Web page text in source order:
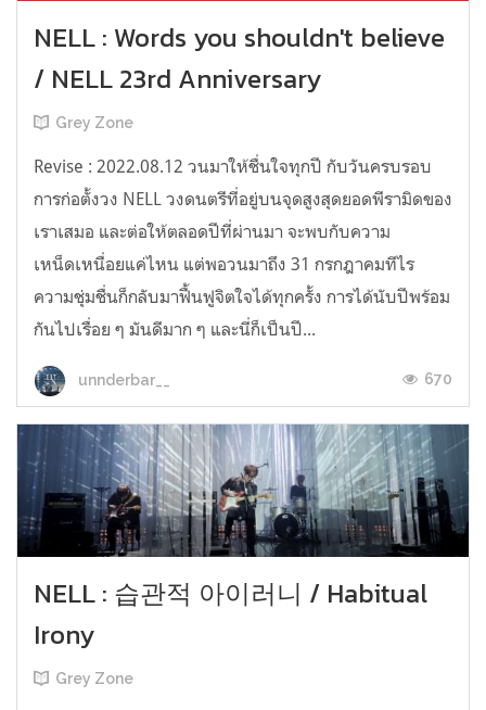
NELL : Words you shouldn't believe
/ NELL 23rd Anniversary
Grey Zone
Revise : 2022.08.12 วนมาให้ชื่นใจทุกปี กับวันครบรอบ
การก่อตั้งวง NELL วงดนตรีที่อยู่บนจุดสูงสุดยอดพีรามิดของ
เราเสมอ และต่อให้ตลอดปีที่ผ่านมา จะพบกับความ
เหน็ดเหนื่อยแค่ไหน แต่พอวนมาถึง 31 กรกฎาคมทีไร
ความชุ่มชื่นก็กลับมาฟื้นฟูจิตใจได้ทุกครั้ง การได้นับปีพร้อม
กันไปเรื่อย ๆ มันดีมาก ๆ และนี่ก็เป็นปี...
unnderbar__ 670
NELL : 습관적 아이러니 / Habitual
Irony
Grey Zone